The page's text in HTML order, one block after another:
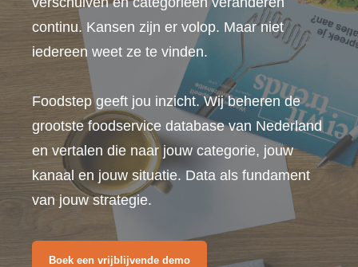
continu. Kansen zijn er volop. Maar niet
iedereen weet ze te vinden.
Foodstep geeft jou inzicht. Wij beheren de
grootste foodservice database van Nederland
en vertalen die naar jouw categorie, jouw
kanaal en jouw situatie. Data als fundament
van jouw strategie.
Boek een vrijblijvende demo